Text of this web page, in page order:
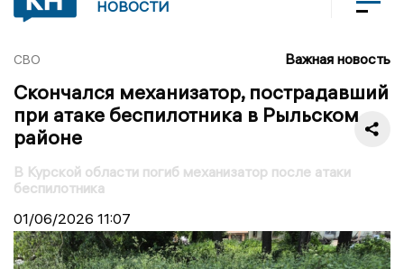
НОВОСТИ
СВО Важная новость
Скончался механизатор, пострадавший
при атаке беспилотника в Рыльском
районе
В Курской области погиб механизатор после атаки
беспилотника
01/06/2026 11:07